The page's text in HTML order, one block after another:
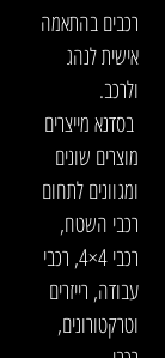
רכבים בהתאמה
אישית לנהג
ולרכב.
בסדנא מייצרים
מוצרים שונים
ומגוונים לתחום
רכבי השטח,
רכבי 4×4, רכבי
עבודה, רייזרים
וטרקטורונים,